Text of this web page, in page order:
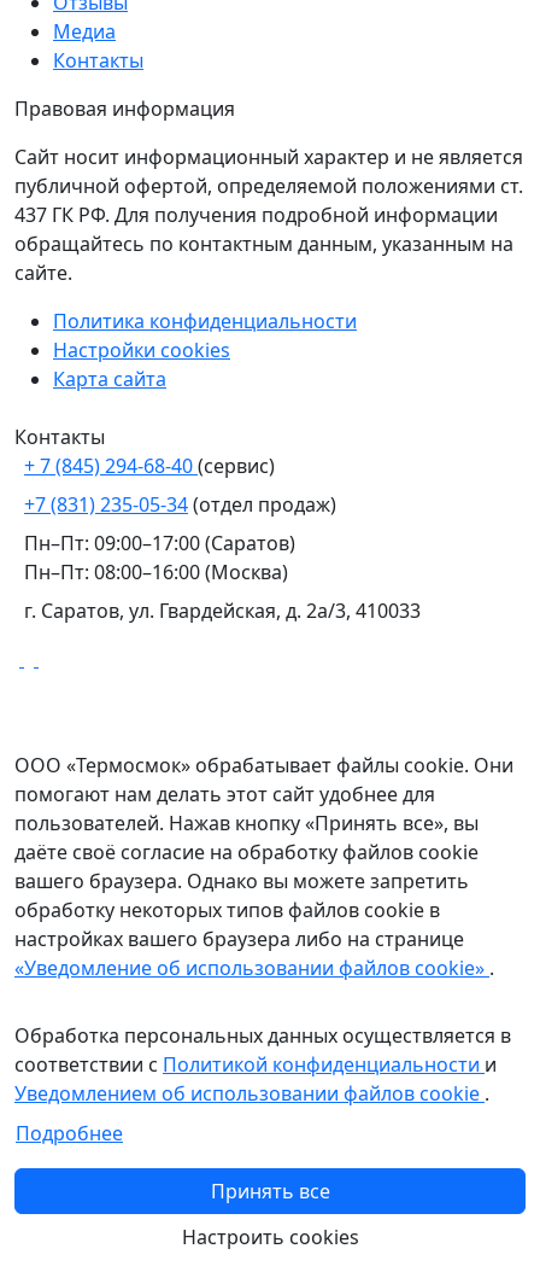
Медиа
Контакты
Правовая информация
Сайт носит информационный характер и не является
публичной офертой, определяемой положениями ст.
437 ГК РФ. Для получения подробной информации
обращайтесь по контактным данным, указанным на
сайте.
Политика конфиденциальности
Настройки cookies
Карта сайта
Контакты
+ 7 (845) 294-68-40(сервис)
+7 (831) 235-05-34(отдел продаж)
Пн–Пт: 09:00–17:00 (Саратов)
Пн–Пт: 08:00–16:00 (Москва)
г. Саратов, ул. Гвардейская, д. 2а/3, 410033
Уведомление о файлах cookie
ООО «Термосмок» обрабатывает файлы cookie. Они
помогают нам делать этот сайт удобнее для
пользователей. Нажав кнопку «Принять все», вы
даёте своё согласие на обработку файлов cookie
вашего браузера. Однако вы можете запретить
обработку некоторых типов файлов cookie в
настройках вашего браузера либо на странице
«Уведомление об использовании файлов cookie» .
Обработка персональных данных осуществляется в
соответствии с Политикой конфиденциальности и
Уведомлением об использовании файлов cookie .
Подробнее
Принять все
Настроить cookies